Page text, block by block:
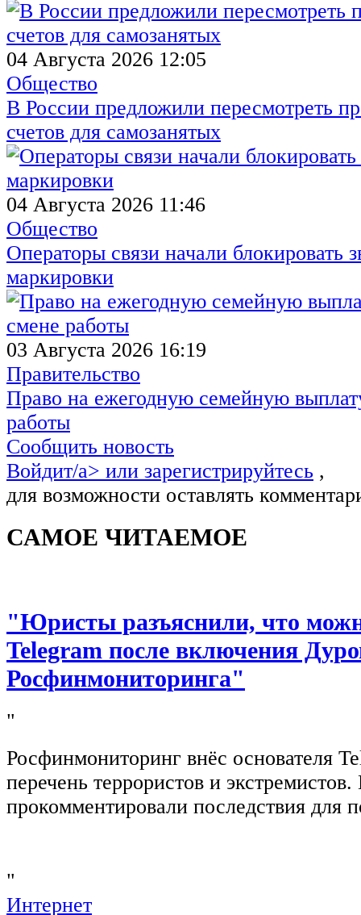
04 Августа 2026 12:05
Общество
В России предложили пересмотреть
счетов для самозанятых
04 Августа 2026 11:46
Общество
Операторы связи начали блокировать
маркировки
03 Августа 2026 16:19
Правительство
Право на ежегодную семейную
работы
Сообщить новость
Войдит/a> или зарегистрируйтесь ,
для возможности оставлять
САМОЕ ЧИТАЕМОЕ
"Юристы разъяснили, что
Telegram после включения
Росфинмониторинга"
"
Росфинмониторинг внёс основателя
перечень террористов и
прокомментировали последствия для
"
Интернет